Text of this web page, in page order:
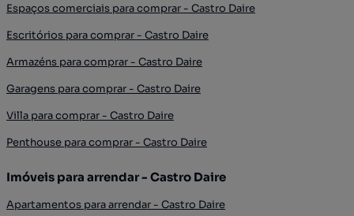
Espaços comerciais para comprar - Castro Daire
Escritórios para comprar - Castro Daire
Armazéns para comprar - Castro Daire
Garagens para comprar - Castro Daire
Villa para comprar - Castro Daire
Penthouse para comprar - Castro Daire
Imóveis para arrendar - Castro Daire
Apartamentos para arrendar - Castro Daire